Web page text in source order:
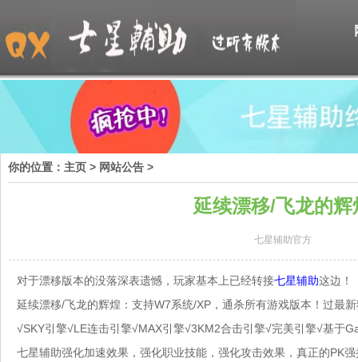
你的位置： 主页 > 网站公告 >
延续漂移/飞龙的辉
七星辅助官方
对于漂移版本的没落深表遗憾，玩家基本上已经转接七星辅助这边！
延续漂移/飞龙的辉煌：支持W7系统/XP，通杀所有游戏版本！过最
√SKY引擎√LE连击引擎√MAX引擎√3KM2合击引擎√完美引擎√基于
七星辅助强化加速效果，强化职业技能，强化攻击效果，真正的PK强